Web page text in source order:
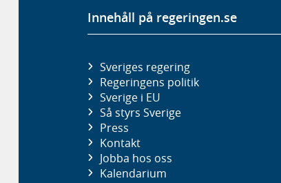
Innehåll på regeringen.se
Sveriges regering
Regeringens politik
Sverige i EU
Så styrs Sverige
Press
Kontakt
Jobba hos oss
Kalendarium